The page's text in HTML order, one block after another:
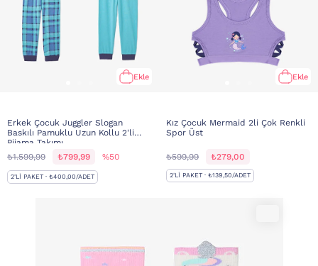
Ekle
Erkek Çocuk Juggler Slogan
Baskılı Pamuklu Uzun Kollu 2'li
Pijama Takımı
₺1.599,99
₺799,99 %50
2'LI PAKET · ₺400,00/ADET
Ekle
Kız Çocuk Mermaid 2li Çok Renkli
Spor Üst
₺599,99 ₺279,00
2'LI PAKET · ₺139,50/ADET